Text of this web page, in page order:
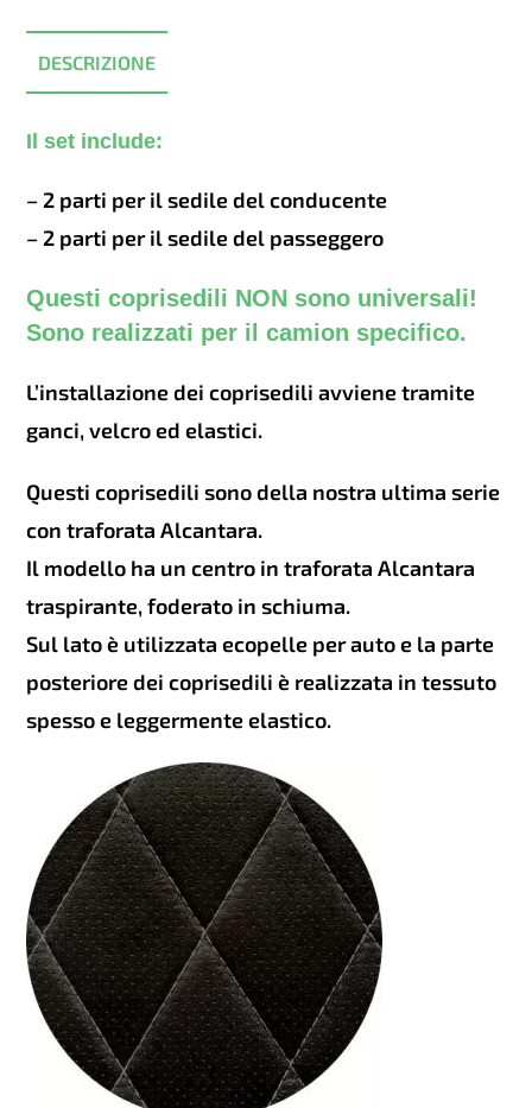
DESCRIZIONE
Il set include:
– 2 parti per il sedile del conducente
– 2 parti per il sedile del passeggero
Questi coprisedili NON sono universali!
Sono realizzati per il camion specifico.
L’installazione dei coprisedili avviene tramite
ganci, velcro ed elastici.
Questi coprisedili sono della nostra ultima serie
con traforata Alcantara.
Il modello ha un centro in traforata Alcantara
traspirante, foderato in schiuma.
Sul lato è utilizzata ecopelle per auto e la parte
posteriore dei coprisedili è realizzata in tessuto
spesso e leggermente elastico.